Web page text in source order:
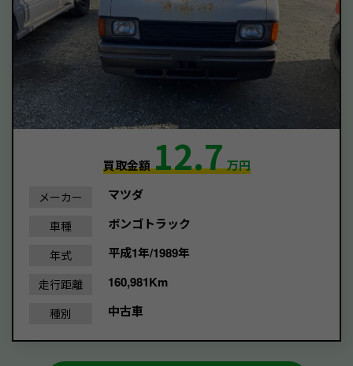
買取金額12.7万円
メーカー マツダ
車種 ボンゴトラック
年式 平成1年/1989年
走行距離 160,981Km
種別 中古車